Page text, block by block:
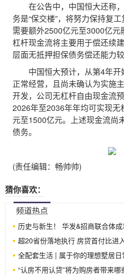
在公告中，中国恒大还称，
务是“保交楼”，将努力保持复
需要额外2500亿元至3000亿
杠杆现金流将主要用于偿还续
层面无抵押担保债务偿还能力较
中国恒大预计，从第4年开
正常经营，且尚未确认为实施
开发，公司无杠杆自由现金流
2026年至2036年年均可实现
元至1500亿元。上述现金流尚
债务。
(责任编辑：畅帅帅)
猜你喜欢：
频道热点
历史与新生！ 华发&招商联合体
超20省份落地执行 房贷首付比进
全配套生活 | 属于你的理想墅居日
“认房不用认贷”将为购房者带来哪